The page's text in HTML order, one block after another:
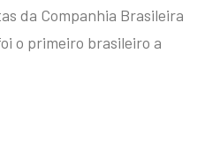
da Companhia Brasileira
o primeiro brasileiro a